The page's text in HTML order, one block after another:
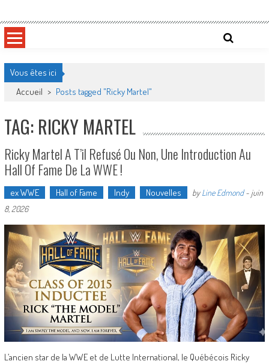
Vous êtes ici
Accueil > Posts tagged "Ricky Martel"
TAG: RICKY MARTEL
Ricky Martel A T’il Refusé Ou Non, Une Introduction Au
Hall Of Fame De La WWE !
ex WWE Hall of Fame Indy Nouvelles byLine Edmond- juin
8, 2026
L’ancien star de la WWE et de Lutte International, le Québécois Ricky